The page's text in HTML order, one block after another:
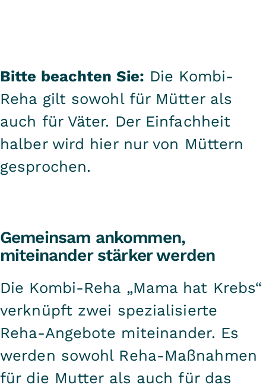
Bitte beachten Sie: Die Kombi-
Reha gilt sowohl für Mütter als
auch für Väter. Der Einfachheit
halber wird hier nur von Müttern
gesprochen.
Gemeinsam ankommen,
miteinander stärker werden
Die Kombi-Reha „Mama hat Krebs“
verknüpft zwei spezialisierte
Reha-Angebote miteinander. Es
werden sowohl Reha-Maßnahmen
für die Mutter als auch für das